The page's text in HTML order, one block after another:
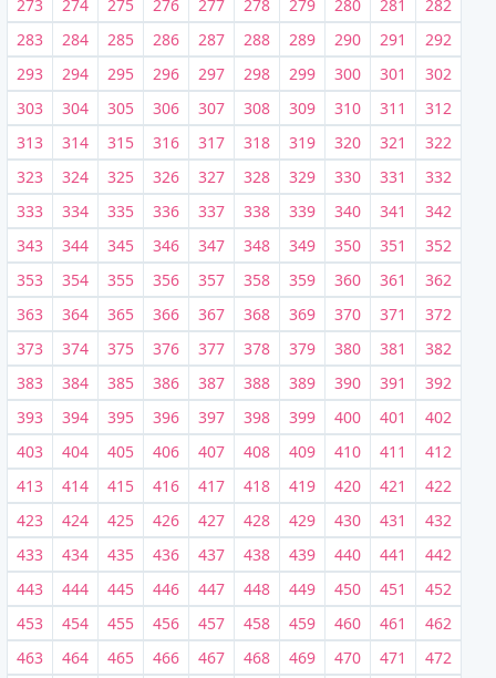
273
274 275 276 277 278 279 280 281
282
283
284 285 286 287 288 289 290 291
292
293
294 295 296 297 298 299 300 301
302
303
304 305 306 307 308 309 310 311
312
313
314 315 316 317 318 319 320 321
322
323
324 325 326 327 328 329 330 331
332
333
334 335 336 337 338 339 340 341
342
343
344 345 346 347 348 349 350 351
352
353
354 355 356 357 358 359 360 361
362
363
364 365 366 367 368 369 370 371
372
373
374 375 376 377 378 379 380 381
382
383
384 385 386 387 388 389 390 391
392
393
394 395 396 397 398 399 400 401
402
403
404 405 406 407 408 409 410 411
412
413
414 415 416 417 418 419 420 421
422
423
424 425 426 427 428 429 430 431
432
433
434 435 436 437 438 439 440 441
442
443
444 445 446 447 448 449 450 451
452
453
454 455 456 457 458 459 460 461
462
463
464 465 466 467 468 469 470 471
472